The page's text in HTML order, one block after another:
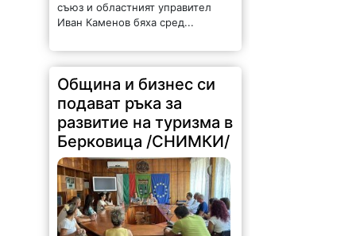
съюз и областният управител
Иван Каменов бяха сред...
Община и бизнес си
подават ръка за
развитие на туризма в
Берковица /СНИМКИ/